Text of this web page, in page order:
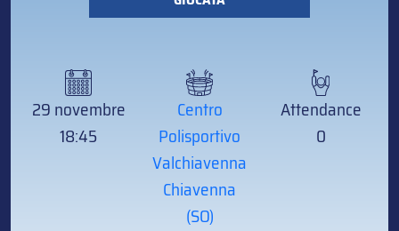
29 novembre
18:45
Centro
Polisportivo
Valchiavenna
Chiavenna
(SO)
Attendance
0